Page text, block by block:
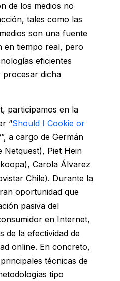
de los medios no
tales como las
son una fuente
en tiempo real, pero
eficientes
procesar dicha
participamos en la
“Should I Cookie or
a cargo de Germán
Netquest), Piet Hein
Carola Álvarez
Chile). Durante la
oportunidad que
pasiva del
en Internet,
de la efectividad de
online. En concreto,
técnicas de
tipo